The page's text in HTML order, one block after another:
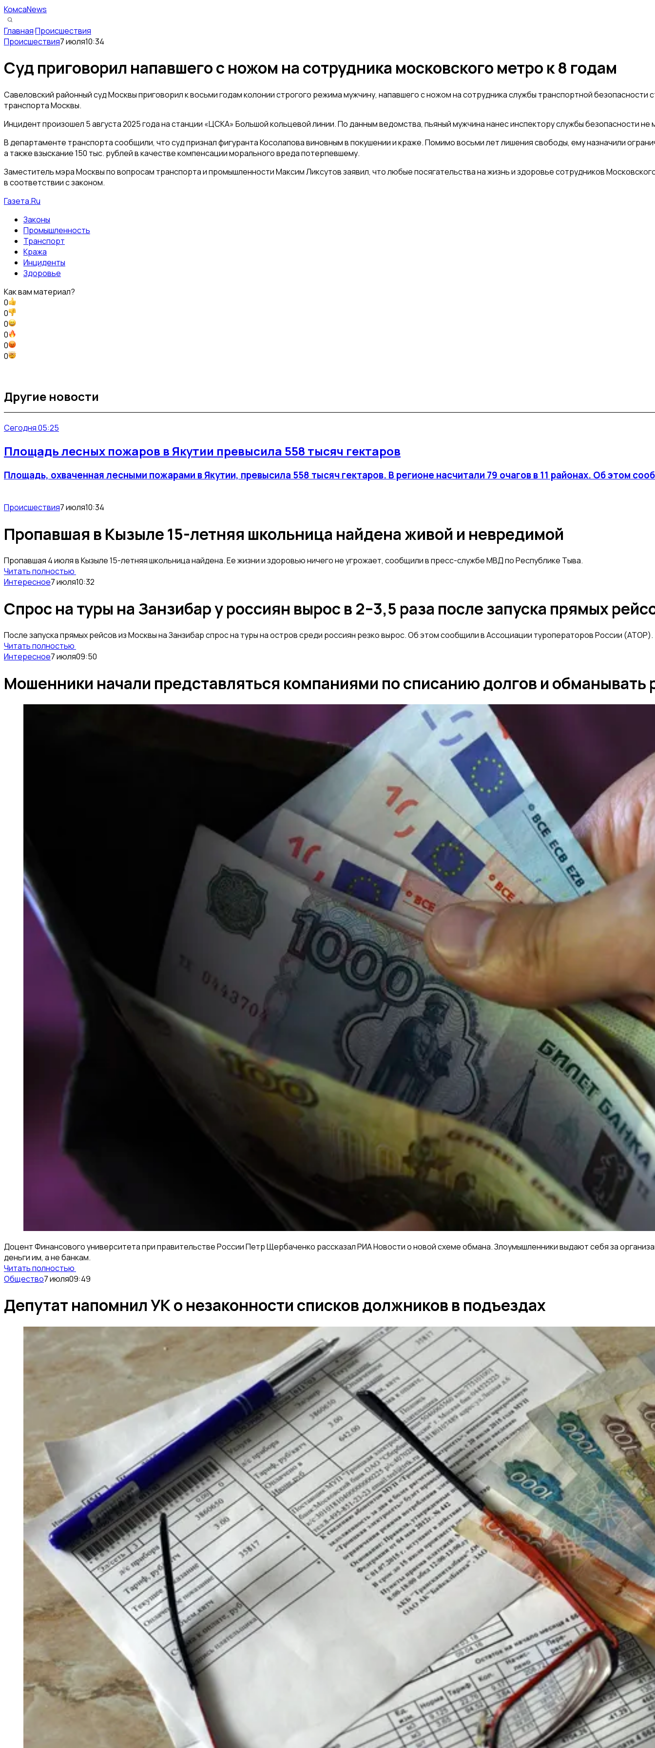
КомсаNews
Главная·Происшествия
Происшествия7 июля10:34
Суд приговорил напавшего с ножом на сотрудника московского метро к 8 годам
Савеловский районный суд Москвы приговорил к восьми годам колонии строгого режима мужчину, напавшего с ножом на сотрудника службы транспортной
транспорта Москвы.
Инцидент произошел 5 августа 2025 года на станции «ЦСКА» Большой кольцевой линии. По данным ведомства, пьяный мужчина нанес инспектору службы безопасности
В департаменте транспорта сообщили, что суд признал фигуранта Косолапова виновным в покушении и краже. Помимо восьми лет лишения свободы, ему назначили
а также взыскание 150 тыс. рублей в качестве компенсации морального вреда потерпевшему.
Заместитель мэра Москвы по вопросам транспорта и промышленности Максим Ликсутов заявил, что любые посягательства на жизнь и здоровье сотрудников
в соответствии с законом.
Газета.Ru
Законы
Промышленность
Транспорт
Кража
Инциденты
Здоровье
Как вам материал?
0
0
0
0
0
0
Другие новости
Сегодня 05:25
Площадь лесных пожаров в Якутии превысила 558 тысяч гектаров
Площадь, охваченная лесными пожарами в Якутии, превысила 558 тысяч гектаров. В регионе насчитали 79 очагов в 11 районах. Об этом
Происшествия7 июля10:34
Пропавшая в Кызыле 15-летняя школьница найдена живой и невредимой
Пропавшая 4 июля в Кызыле 15-летняя школьница найдена. Ее жизни и здоровью ничего не угрожает, сообщили в пресс-службе МВД по Республике Тыва.
Читать полностью
Интересное7 июля10:32
Спрос на туры на Занзибар у россиян вырос в 2–3,5 раза после запуска прямых
После запуска прямых рейсов из Москвы на Занзибар спрос на туры на остров среди россиян резко вырос. Об этом сообщили в Ассоциации туроператоров России (АТОР).
Читать полностью
Интересное7 июля09:50
Мошенники начали представляться компаниями по списанию долгов и обманывать
Доцент Финансового университета при правительстве России Петр Щербаченко рассказал РИА Новости о новой схеме обмана. Злоумышленники выдают себя за
деньги им, а не банкам.
Читать полностью
Общество7 июля09:49
Депутат напомнил УК о незаконности списков должников в подъездах